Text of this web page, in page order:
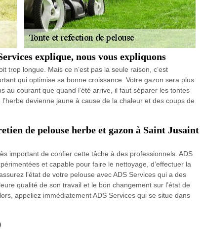
explique, nous vous expliquons
trop longue. Mais ce n’est pas la seule raison, c’est
qui optimise sa bonne croissance. Votre gazon sera plus
au courant que quand l’été arrive, il faut séparer les tontes
devienne jaune à cause de la chaleur et des coups de
de pelouse herbe et gazon à Saint Jusaint
important de confier cette tâche à des professionnels. ADS
et capable pour faire le nettoyage, d’effectuer la
l’état de votre pelouse avec ADS Services qui a des
qualité de son travail et le bon changement sur l’état de
appeliez immédiatement ADS Services qui se situe dans